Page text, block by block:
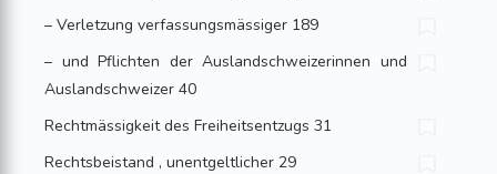
– Verletzung verfassungsmässiger 189
– und Pflichten der Auslandschweizerinnen und
Auslandschweizer 40
Rechtmässigkeit des Freiheitsentzugs 31
Rechtsbeistand , unentgeltlicher 29